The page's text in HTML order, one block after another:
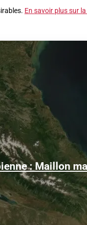
En savoir plus sur
: Maillon